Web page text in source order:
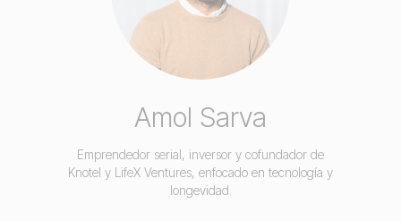
Amol Sarva
Emprendedor serial, inversor y cofundador de
Knotel y LifeX Ventures, enfocado en tecnología y
longevidad.